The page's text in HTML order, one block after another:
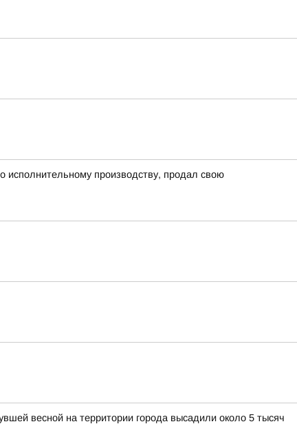
исполнительному производству, продал свою
весной на территории города высадили около 5 тысяч